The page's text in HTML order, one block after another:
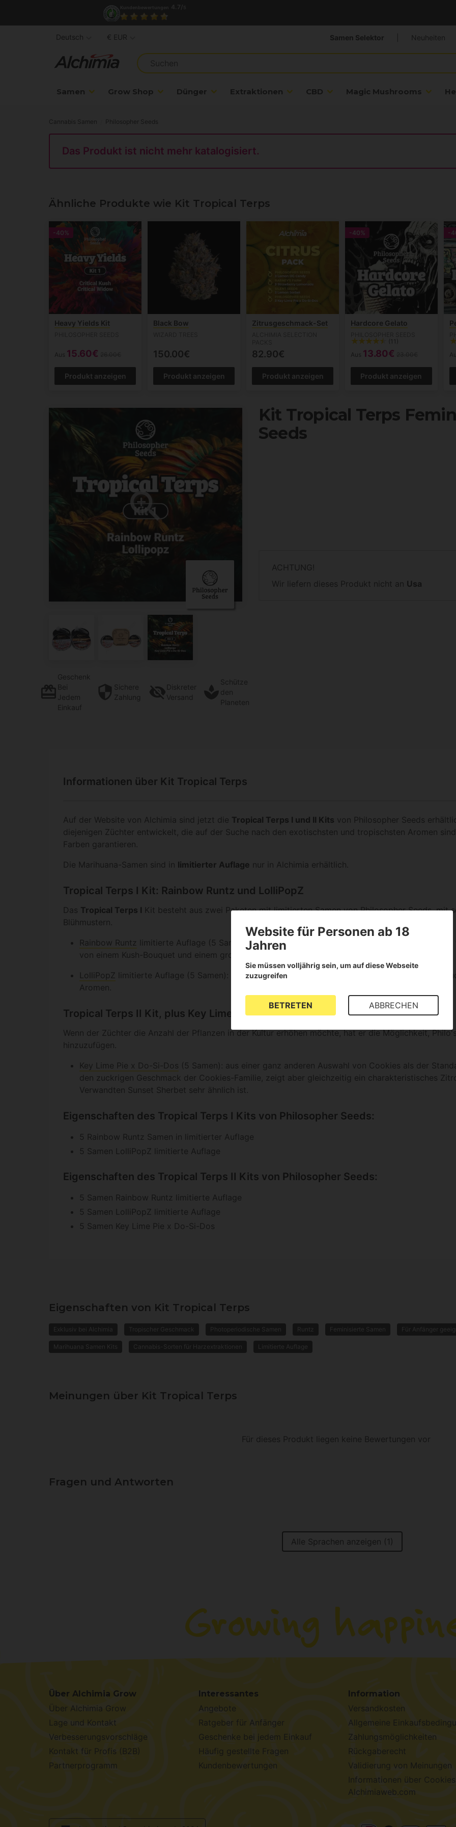
Samen Grow Shop Dünger Extraktionen CBD Magic Mushrooms
Samen Selektor Neuheiten
Deutsch € EUR
Cannabis Samen Philosopher Seeds
Das Produkt ist nicht mehr katalogisiert.
Ähnliche Produkte wie Kit Tropical Terps
-40%
Heavy Yields Kit
Aus 15.60€
Produkt anzeigen
Black Bow
150.00€
Produkt anzeigen
Zitrusgeschmack-Set
82.90€
Produkt anzeigen
-40%
Hardcore Gelato
(11)
Aus 13.80€
Produkt anzeigen
-
Kit Tropical Terps
Seeds
ACHTUNG!
Wir liefern dieses Produkt nicht an Usa
Geschenk
Bei
Jedem
Einkauf
Sichere
Zahlung
Diskreter
Versand
Schütze
den
Planeten
Informationen über Kit Tropical Terps
Auf der Website von Alchimia sind jetzt die Tropical Terps I und II Kits von Philosopher Seeds
diejenigen Züchter entwickelt, die auf der Suche nach den exotischsten und tropischsten Aromen
Farben garantieren.
Die Marihuana-Samen sind in limitierter Auflage nur in Alchimia erhältlich.
Tropical Terps I Kit: Rainbow Runtz und LolliPopZ
Das Tropical Terps I Kit besteht aus zwei Paketen mit limitierten Samen von Philosopher Seeds, mit
Blühmustern.
Rainbow Runtz limitierte Auflage (5 Samen):Runtz x Kush Mints
(Rabid Hippie-Schnitt).
von einem Kush-Bouquet und einem großen Potenzial für unglaublich strukturierte Extraktionen.
LolliPopZ limitierte Auflage (5 Samen): Red Velvet Runtz x Lemon Cherry Gelato
. Exotischer
Aromen.
Tropical Terps II Kit, plus Key Lime Pie x Do-Si-Dos
Wenn der Züchter die Anzahl der Pflanzen in der Kultur erhöhen möchte, hat er die Möglichkeit,
hinzuzufügen.
Key Lime Pie x Do-Si-Dos (5 Samen): aus einer ganz anderen Auswahl von Cookies als der
den zuckrigen Geschmack der Cookies-Familie, zeigt aber gleichzeitig ein charakteristisches
Verwandten Sunset Sherbet sehr ähnlich ist.
Eigenschaften des Tropical Terps I Kits von Philosopher Seeds:
5 Rainbow Runtz Samen in limitierter Auflage
5 Samen LolliPopZ limitierte Auflage
Eigenschaften des Tropical Terps II Kits von Philosopher Seeds:
5 Samen Rainbow Runtz limitierte Auflage
5 Samen LolliPopZ limitierte Auflage
5 Samen Key Lime Pie x Do-Si-Dos
Eigenschaften von Kit Tropical Terps
Exklusiv bei Alchimia Tropischer Geschmack Photoperiodische Samen Runtz Feminisierte Samen Für Anfänger
Marihuana Samen Kits Cannabis-Sorten für Harzextraktionen Limitierte Auflage
Meinungen über Kit Tropical Terps
Für dieses Produkt liegen keine Bewertungen vor
Fragen und Antworten
Alle Sprachen anzeigen (1)
Über Alchimia Grow
Über Alchimia Grow
Lage und Kontakt
Verbesserungsvorschläge
Kontakt für Profis (B2B)
Partnerprogramm
Interessantes
Angebote
Ratgeber für Anfänger
Geschenke bei jedem Einkauf
Häufig gestellte Fragen
Kundenbewertungen
Information
Versandkosten
Allgemeine
Zahlungsmöglichkeiten
Rückgaberecht
Validierung von Meinungen
Informationen über
Alchimiaweb.com
Website für Personen ab 18
Jahren
Sie müssen volljährig sein, um auf diese Webseite
zuzugreifen
BETRETEN ABBRECHEN